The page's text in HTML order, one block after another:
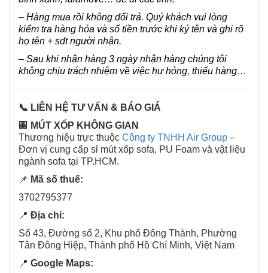
– Hàng mua rồi không đổi trả. Quý khách vui lòng
kiểm tra hàng hóa và số tiền trước khi ký tên và ghi rõ
họ tên + sđt người nhận.
– Sau khi nhận hàng 3 ngày nhận hàng chúng tôi
không chịu trách nhiệm về việc hư hỏng, thiếu hàng…
📞 LIÊN HỆ TƯ VẤN & BÁO GIÁ
🏢
MÚT XỐP KHÔNG GIAN
Thương hiệu trực thuộc Công ty TNHH Air Group –
Đơn vị cung cấp sỉ mút xốp sofa, PU Foam và vật liệu
ngành sofa tại TP.HCM.
📌 Mã số thuế:
3702795377
📍 Địa chỉ:
Số 43, Đường số 2, Khu phố Đông Thành, Phường
Tân Đông Hiệp, Thành phố Hồ Chí Minh, Việt Nam
📍 Google Maps: